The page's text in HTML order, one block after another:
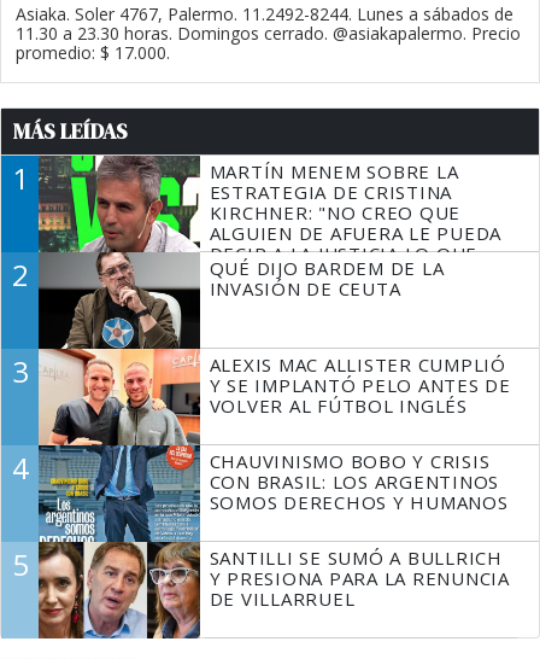
Asiaka. Soler 4767, Palermo. 11.2492-8244. Lunes a sábados de
11.30 a 23.30 horas. Domingos cerrado. @asiakapalermo. Precio
promedio: $ 17.000.
MÁS LEÍDAS
1
MARTÍN MENEM SOBRE LA
ESTRATEGIA DE CRISTINA
KIRCHNER: "NO CREO QUE
ALGUIEN DE AFUERA LE PUEDA
DECIR A LA JUSTICIA LO QUE
TIENE QUE HACER"
2
QUÉ DIJO BARDEM DE LA
INVASIÓN DE CEUTA
3
ALEXIS MAC ALLISTER CUMPLIÓ
Y SE IMPLANTÓ PELO ANTES DE
VOLVER AL FÚTBOL INGLÉS
4
CHAUVINISMO BOBO Y CRISIS
CON BRASIL: LOS ARGENTINOS
SOMOS DERECHOS Y HUMANOS
5
SANTILLI SE SUMÓ A BULLRICH
Y PRESIONA PARA LA RENUNCIA
DE VILLARRUEL